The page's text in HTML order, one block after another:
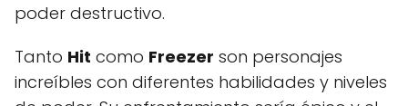
poder destructivo.
Tanto Hit como Freezer son personajes
increíbles con diferentes habilidades y niveles